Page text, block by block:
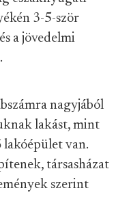
3-5-ször
a jövedelmi
nagyjából
lakást, mint
lakóépület van.
társasházat
szerint